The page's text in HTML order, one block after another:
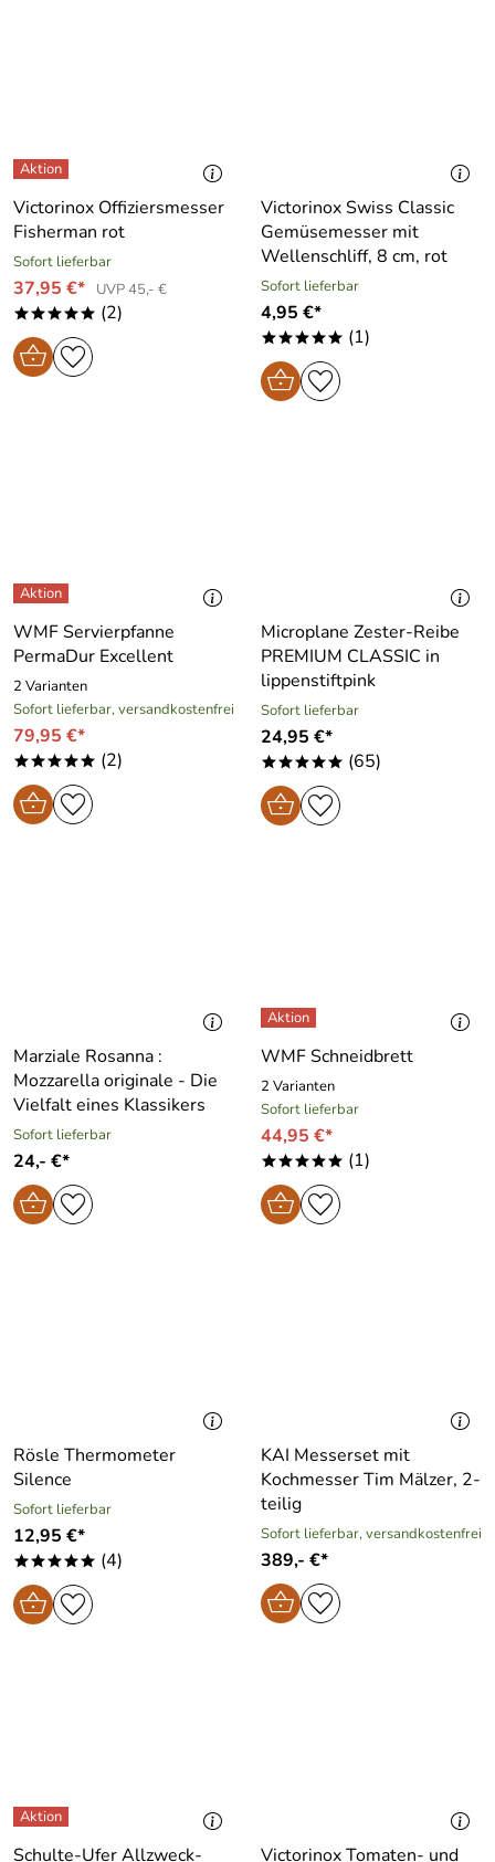
Victorinox Offiziersmesser
Fisherman rot
Sofort lieferbar
37,95 €* UVP 45,- €
***** (2)
Victorinox Swiss Classic
Gemüsemesser mit
Wellenschliff, 8 cm, rot
Sofort lieferbar
4,95 €*
***** (1)
WMF Servierpfanne
PermaDur Excellent
2 Varianten
Sofort lieferbar, versandkostenfrei
79,95 €*
***** (2)
Microplane Zester-Reibe
PREMIUM CLASSIC in
lippenstiftpink
Sofort lieferbar
24,95 €*
***** (65)
Marziale Rosanna :
Mozzarella originale - Die
Vielfalt eines Klassikers
Sofort lieferbar
24,- €*
WMF Schneidbrett
2 Varianten
Sofort lieferbar
44,95 €*
***** (1)
Rösle Thermometer
Silence
Sofort lieferbar
12,95 €*
***** (4)
KAI Messerset mit
Kochmesser Tim Mälzer, 2-
teilig
Sofort lieferbar, versandkostenfrei
389,- €*
Schulte-Ufer Allzweck- Victorinox Tomaten- und